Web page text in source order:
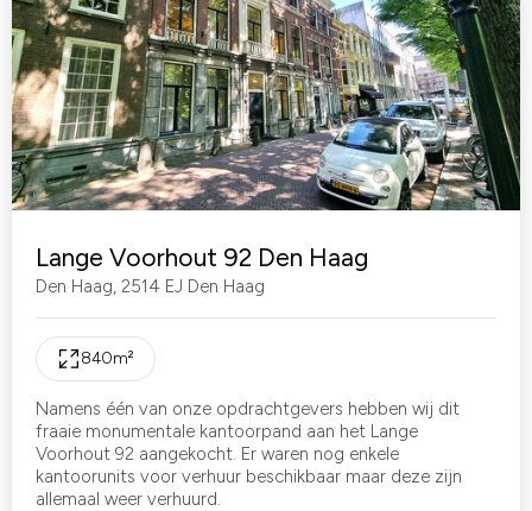
Lange Voorhout 92 Den Haag
Den Haag, 2514 EJ Den Haag
840m²
Namens één van onze opdrachtgevers hebben wij dit
fraaie monumentale kantoorpand aan het Lange
Voorhout 92 aangekocht. Er waren nog enkele
kantoorunits voor verhuur beschikbaar maar deze zijn
allemaal weer verhuurd.